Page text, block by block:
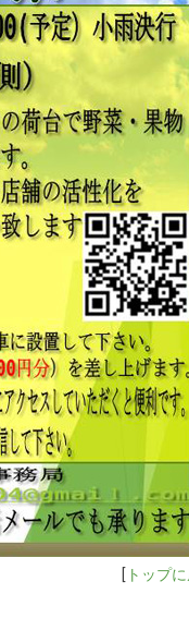
[ トップ